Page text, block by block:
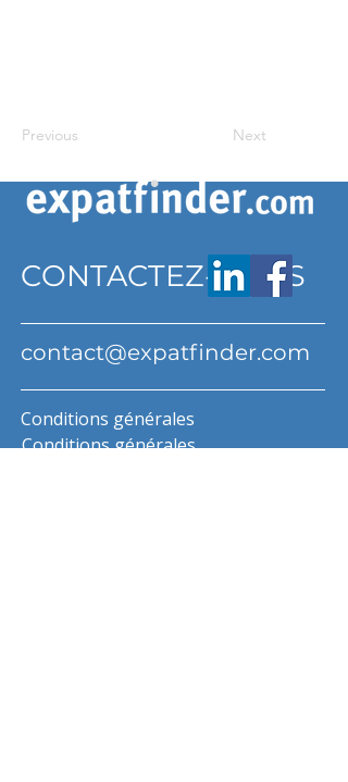
Previous Next
CONTACTEZ-NOUS
contact@expatfinder.com
Conditions générales
Conditions générales